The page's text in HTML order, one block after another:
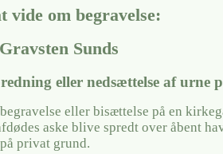
vide om begravelse:
Sunds
eller nedsættelse af urne
eller bisættelse på en
aske blive spredt over åbent
privat grund.